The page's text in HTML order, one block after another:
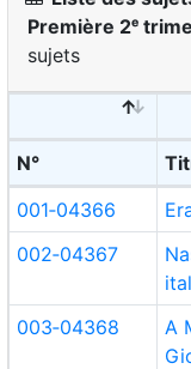
Première 2ᵉ
sujets
N°
001‑04366
002‑04367
003‑04368
A